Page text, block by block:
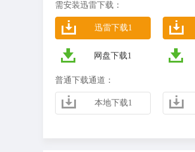
需安装迅雷下载：
迅雷下载1
网盘下载1
普通下载通道：
本地下载1